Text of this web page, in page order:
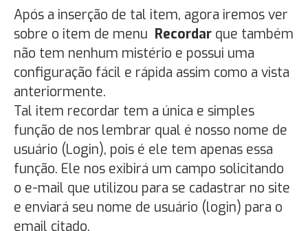
Após a inserção de tal item, agora iremos ver
sobre o item de menu Recordar que também
não tem nenhum mistério e possui uma
configuração fácil e rápida assim como a vista
anteriormente.
Tal item recordar tem a única e simples
função de nos lembrar qual é nosso nome de
usuário (Login), pois é ele tem apenas essa
função. Ele nos exibirá um campo solicitando
o e-mail que utilizou para se cadastrar no site
e enviará seu nome de usuário (login) para o
email citado.